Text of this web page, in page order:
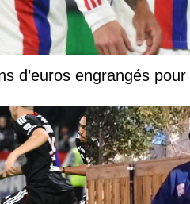
d’euros engrangés pour